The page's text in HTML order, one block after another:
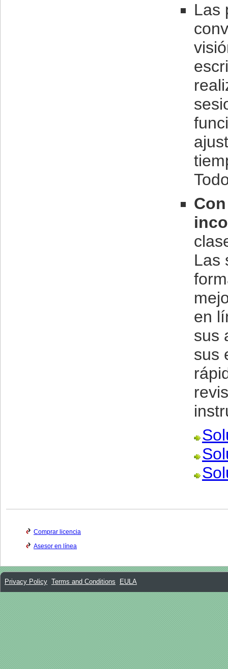
Las
Las
en
sus
sus
Comprar licencia
Asesor en línea
Privacy Policy Terms and Conditions EULA